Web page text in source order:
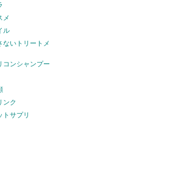
メ
ル
ないトリートメ
コンシャンプー
ンク
トサプリ